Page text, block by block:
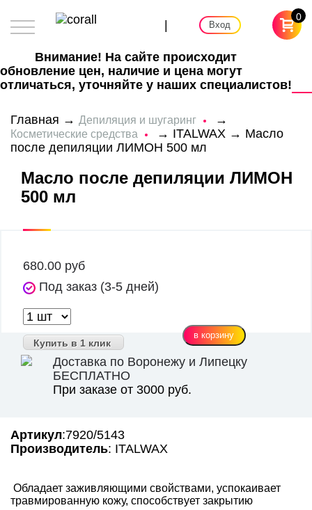
| Вход
0
Внимание! На сайте происходит
обновление цен, наличие и цена могут
отличаться, уточняйте у наших специалистов!
Главная → Депиляция и шугаринг →
Косметические средства → ITALWAX → Масло
после депиляции ЛИМОН 500 мл
Масло после депиляции ЛИМОН
500 мл
680.00 руб
Под заказ (3-5 дней)
Купить в 1 клик
Доставка по Воронежу и Липецку
БЕСПЛАТНО
При заказе от 3000 руб.
Артикул:7920/5143
Производитель: ITALWAX
Обладает заживляющими свойствами, успокаивает
травмированную кожу, способствует закрытию